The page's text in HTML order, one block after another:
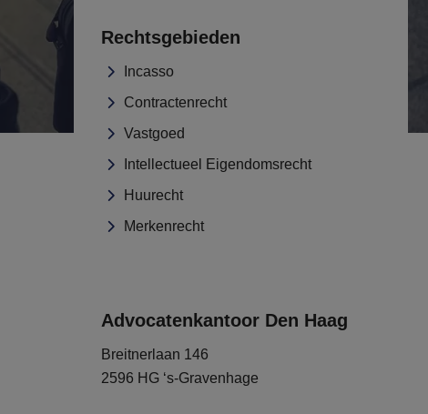
Rechtsgebieden
Incasso
Contractenrecht
Vastgoed
Intellectueel Eigendomsrecht
Huurecht
Merkenrecht
Advocatenkantoor Den Haag
Breitnerlaan 146
2596 HG ‘s-Gravenhage